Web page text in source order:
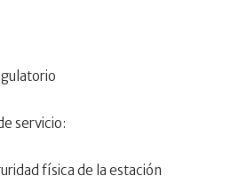
servicio:
física de la estación